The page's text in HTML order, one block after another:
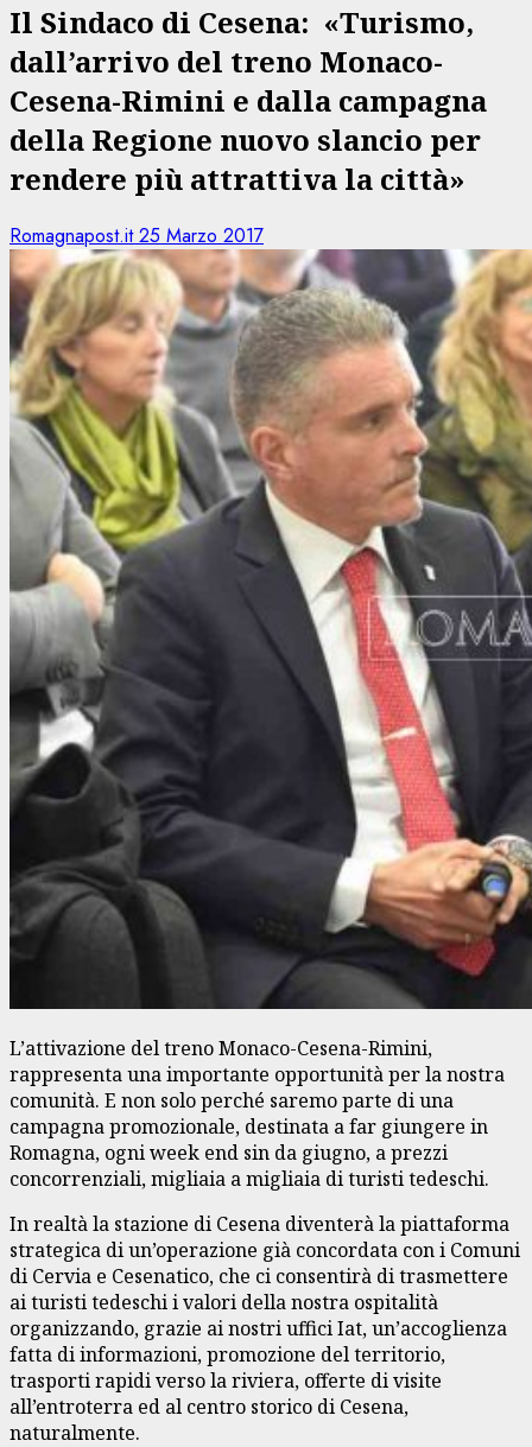
Il Sindaco di Cesena: «Turismo,
dall’arrivo del treno Monaco-
Cesena-Rimini e dalla campagna
della Regione nuovo slancio per
rendere più attrattiva la città»
Romagnapost.it25 Marzo 2017
L’attivazione del treno Monaco-Cesena-Rimini,
rappresenta una importante opportunità per la nostra
comunità. E non solo perché saremo parte di una
campagna promozionale, destinata a far giungere in
Romagna, ogni week end sin da giugno, a prezzi
concorrenziali, migliaia a migliaia di turisti tedeschi.
In realtà la stazione di Cesena diventerà la piattaforma
strategica di un’operazione già concordata con i Comuni
di Cervia e Cesenatico, che ci consentirà di trasmettere
ai turisti tedeschi i valori della nostra ospitalità
organizzando, grazie ai nostri uffici Iat, un’accoglienza
fatta di informazioni, promozione del territorio,
trasporti rapidi verso la riviera, offerte di visite
all’entroterra ed al centro storico di Cesena,
naturalmente.